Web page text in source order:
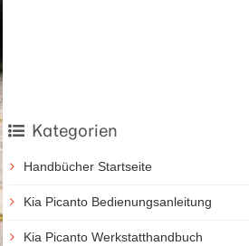
Kategorien
Handbücher Startseite
Kia Picanto Bedienungsanleitung
Kia Picanto Werkstatthandbuch